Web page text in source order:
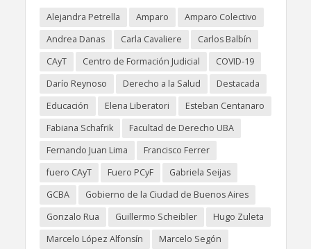
Alejandra Petrella Amparo
Amparo Colectivo
Andrea Danas
Carla Cavaliere
Carlos Balbín
CAyT
Centro de Formación Judicial
COVID-19
Darío Reynoso
Derecho a la Salud
Destacada
Educación
Elena Liberatori
Esteban Centanaro
Fabiana Schafrik
Facultad de Derecho UBA
Fernando Juan Lima
Francisco Ferrer
fuero CAyT
Fuero PCyF
Gabriela Seijas
GCBA
Gobierno de la Ciudad de Buenos Aires
Gonzalo Rua
Guillermo Scheibler
Hugo Zuleta
Marcelo López Alfonsín
Marcelo Segón